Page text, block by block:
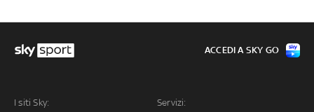
I siti Sky: Servizi:
ACCEDI A SKY GO